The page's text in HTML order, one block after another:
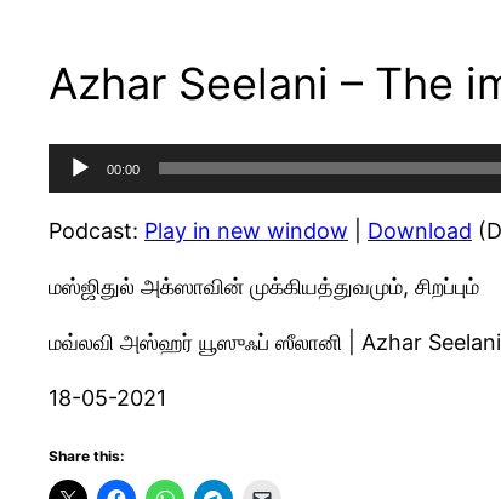
Azhar Seelani – The
Audio
Player
00:00
Podcast: Play in new window Download
மஸ்ஜிதுல் அக்ஸாவின் முக்கியத்துவமும், சிறப்பும்
மவ்லவி அஸ்ஹர் யூஸுஃப் ஸீலானி | Azhar Seelani
18-05-2021
Share this: